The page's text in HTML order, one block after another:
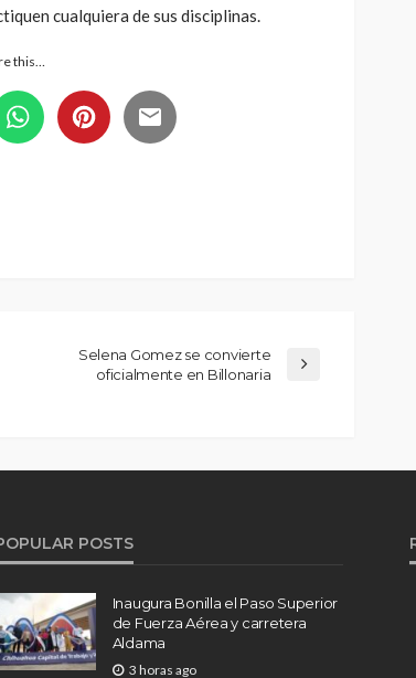
cualquiera de sus disciplinas.
this…
Selena Gomez se convierte
oficialmente en Billonaria
POSTS
Inaugura Bonilla el Paso Superior
de Fuerza Aérea y carretera
Aldama
3 horas ago